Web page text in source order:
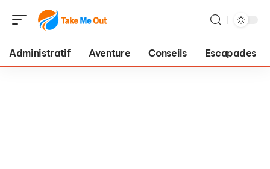
Administratif Aventure Conseils Escapades